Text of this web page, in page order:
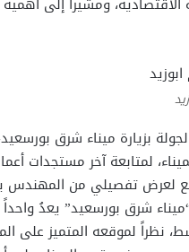
بزيارة ميناء شرق
لمتابعة آخر مستجدات
لعرض تفصيلي من المهندس
شرق بورسعيد” يعدُ
نظراً لموقعه المتميز على